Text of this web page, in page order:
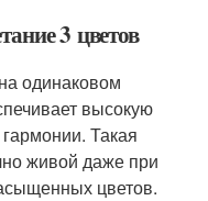
3 цветов
одинаковом
высокую
Такая
живой даже при
цветов.